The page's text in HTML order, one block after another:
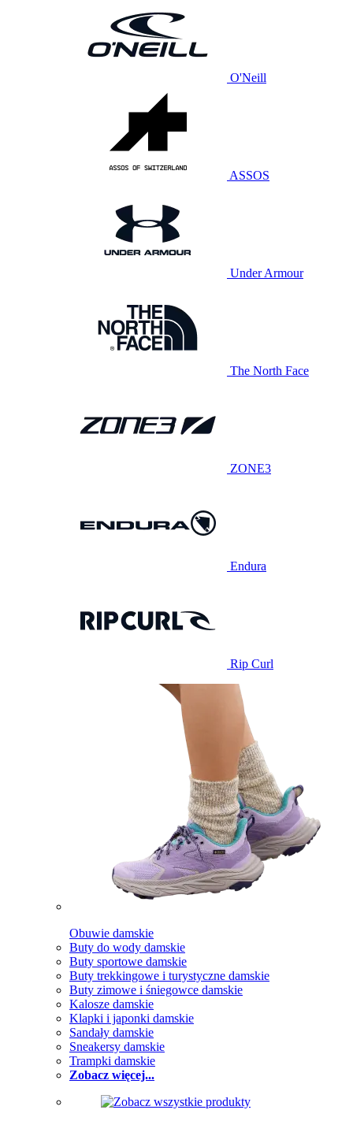
O'Neill
ASSOS
Under Armour
The North Face
ZONE3
Endura
Rip Curl
Obuwie damskie
Buty do wody damskie
Buty sportowe damskie
Buty trekkingowe i turystyczne damskie
Buty zimowe i śniegowce damskie
Kalosze damskie
Klapki i japonki damskie
Sandały damskie
Sneakersy damskie
Trampki damskie
Zobacz więcej...